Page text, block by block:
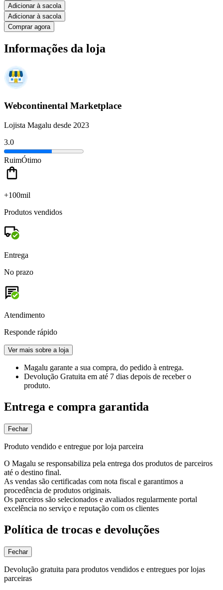
Adicionar à sacola
Adicionar à sacola
Comprar agora
Informações da loja
Webcontinental Marketplace
Lojista Magalu desde 2023
3.0
RuimÓtimo
+100mil
Produtos vendidos
Entrega
No prazo
Atendimento
Responde rápido
Ver mais sobre a loja
Magalu garante a sua compra, do pedido à entrega.
Devolução Gratuita em até 7 dias depois de receber o
produto.
Entrega e compra garantida
Fechar
Produto vendido e entregue por loja parceira
O Magalu se responsabiliza pela entrega dos produtos de parceiros
até o destino final.
As vendas são certificadas com nota fiscal e garantimos a
procedência de produtos originais.
Os parceiros são selecionados e avaliados regularmente portal
excelência no serviço e reputação com os clientes
Política de trocas e devoluções
Fechar
Devolução gratuita para produtos vendidos e entregues por lojas
parceiras